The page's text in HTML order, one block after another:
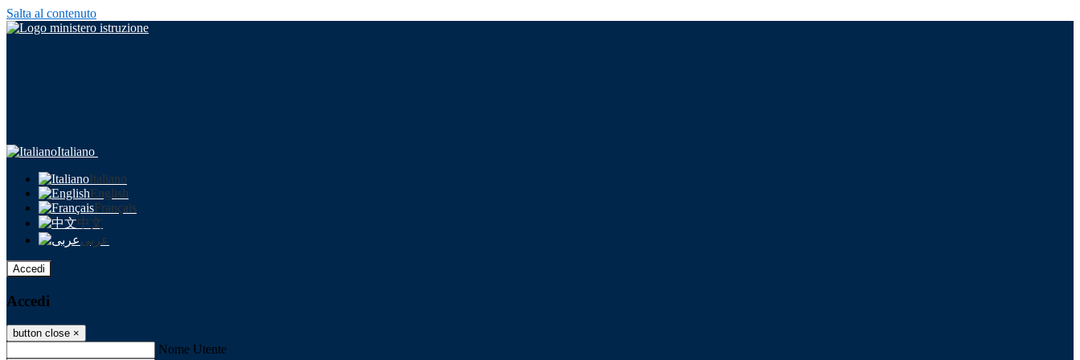
Salta al contenuto
Italiano
Italiano
English
Français
中文
عربى
Accedi
Accedi
button close ×
Nome Utente